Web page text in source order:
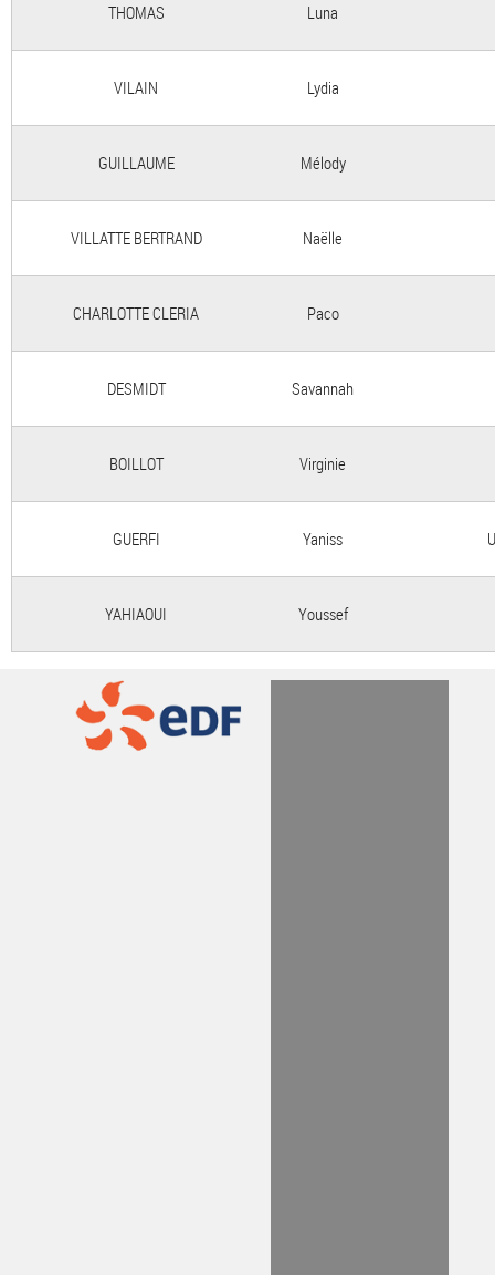
THOMAS Luna
VILAIN Lydia
GUILLAUME Mélody
VILLATTE BERTRAND Naëlle
CHARLOTTE CLERIA Paco
DESMIDT Savannah
BOILLOT Virginie
GUERFI Yaniss
YAHIAOUI Youssef